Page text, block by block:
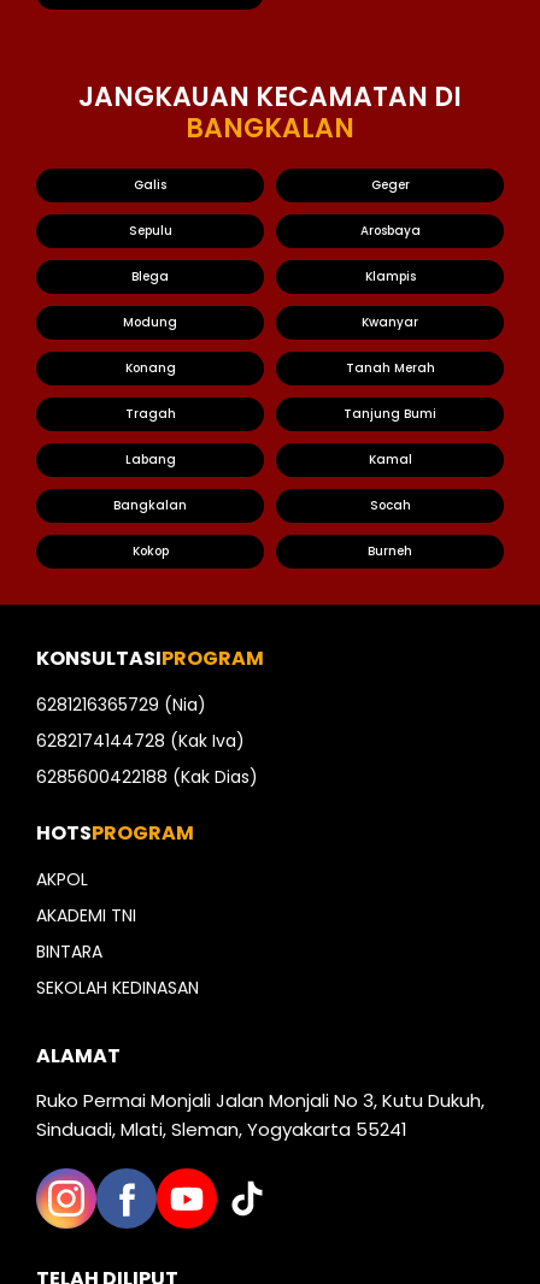
JANGKAUAN KECAMATAN DI
BANGKALAN
Galis Geger
Sepulu Arosbaya
Blega Klampis
Modung Kwanyar
Konang Tanah Merah
Tragah Tanjung Bumi
Labang Kamal
Bangkalan Socah
Kokop Burneh
KONSULTASIPROGRAM
6281216365729 (Nia)
6282174144728 (Kak Iva)
6285600422188 (Kak Dias)
HOTSPROGRAM
AKPOL
AKADEMI TNI
BINTARA
SEKOLAH KEDINASAN
ALAMAT
Ruko Permai Monjali Jalan Monjali No 3, Kutu Dukuh,
Sinduadi, Mlati, Sleman, Yogyakarta 55241